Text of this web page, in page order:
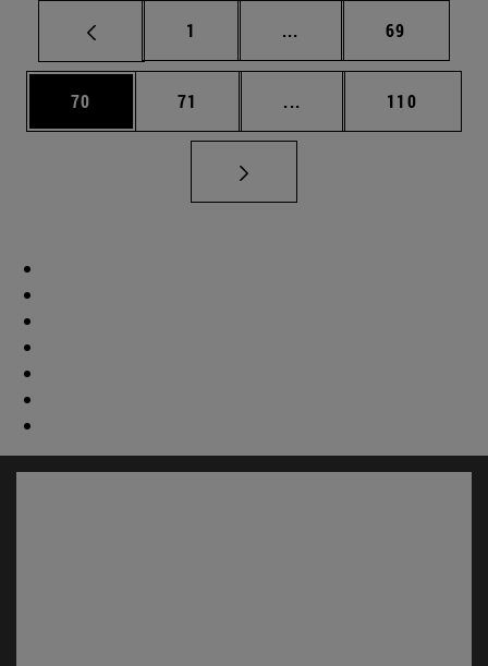
Página
1 ... Páginas intermedias
Página
69
Página
70 Página
71 ... Páginas intermedias
Página
110